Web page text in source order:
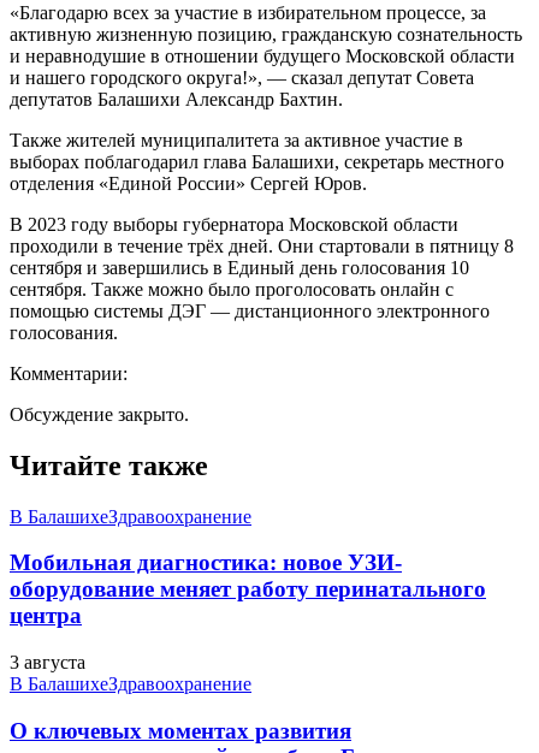
«Благодарю всех за участие в избирательном процессе, за
активную жизненную позицию, гражданскую сознательность
и неравнодушие в отношении будущего Московской области
и нашего городского округа!», — сказал депутат Совета
депутатов Балашихи Александр Бахтин.
Также жителей муниципалитета за активное участие в
выборах поблагодарил глава Балашихи, секретарь местного
отделения «Единой России» Сергей Юров.
В 2023 году выборы губернатора Московской области
проходили в течение трёх дней. Они стартовали в пятницу 8
сентября и завершились в Единый день голосования 10
сентября. Также можно было проголосовать онлайн с
помощью системы ДЭГ — дистанционного электронного
голосования.
Комментарии:
Обсуждение закрыто.
Читайте также
В БалашихеЗдравоохранение
Мобильная диагностика: новое УЗИ-
оборудование меняет работу перинатального
центра
3 августа
В БалашихеЗдравоохранение
О ключевых моментах развития